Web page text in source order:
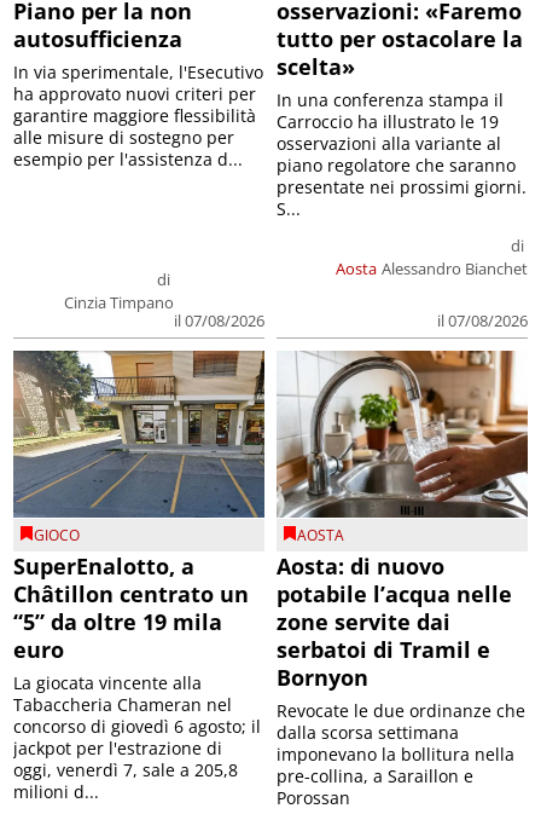
Piano per la non
autosufficienza
di
Cinzia Timpano
il 07/08/2026
In via sperimentale, l'Esecutivo
ha approvato nuovi criteri per
garantire maggiore flessibilità
alle misure di sostegno per
esempio per l'assistenza d...
osservazioni: «Faremo
tutto per ostacolare la
scelta»
Aosta
di
Alessandro Bianchet
il 07/08/2026
In una conferenza stampa il
Carroccio ha illustrato le 19
osservazioni alla variante al
piano regolatore che saranno
presentate nei prossimi giorni.
S...
GIOCO
SuperEnalotto, a
Châtillon centrato un
“5” da oltre 19 mila
euro
La giocata vincente alla
Tabaccheria Chameran nel
concorso di giovedì 6 agosto; il
jackpot per l'estrazione di
oggi, venerdì 7, sale a 205,8
milioni d...
AOSTA
Aosta: di nuovo
potabile l’acqua nelle
zone servite dai
serbatoi di Tramil e
Bornyon
Revocate le due ordinanze che
dalla scorsa settimana
imponevano la bollitura nella
pre-collina, a Saraillon e
Porossan